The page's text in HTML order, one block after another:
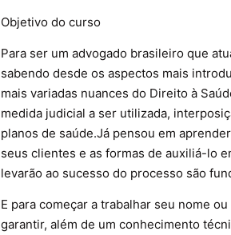
Objetivo do curso
Para ser um advogado brasileiro que
sabendo desde os aspectos mais
mais variadas nuances do Direito à
medida judicial a ser utilizada,
planos de saúde.Já pensou em
seus clientes e as formas de auxiliá-lo
levarão ao sucesso do processo são
E para começar a trabalhar seu nome
garantir, além de um conhecimento